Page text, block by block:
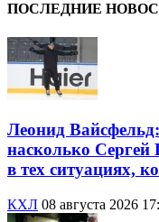
ПОСЛЕДНИЕ
Леонид
насколько
в тех ситуациях,
КХЛ 08 августа 2026